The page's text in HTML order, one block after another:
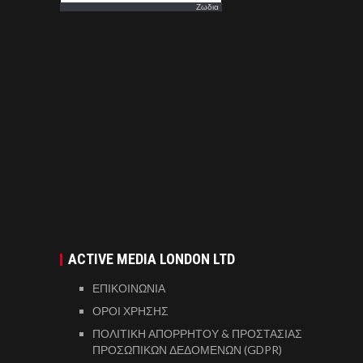
Ζωδια
ACTIVE MEDIA LONDON LTD
ΕΠΙΚΟΙΝΩΝΙΑ
ΟΡΟΙ ΧΡΗΣΗΣ
ΠΟΛΙΤΙΚΗ ΑΠΟΡΡΗΤΟΥ & ΠΡΟΣΤΑΣΙΑΣ
ΠΡΟΣΩΠΙΚΩΝ ΔΕΔΟΜΕΝΩΝ (GDPR)